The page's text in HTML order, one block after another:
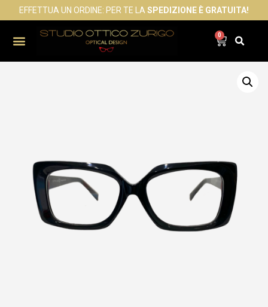
EFFETTUA UN ORDINE: PER TE LA SPEDIZIONE È GRATUITA!
0